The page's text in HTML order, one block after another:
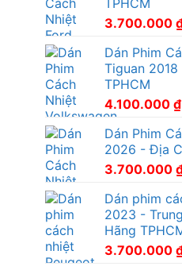
3.700.000
Dán Phim
Tiguan
TPHCM
4.100.000 ₫
Dán Phim
2026 - Địa
3.700.000
Dán phim
2023 -
Hãng
3.700.000